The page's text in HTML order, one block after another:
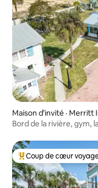
Maison d'invité · Merritt
Bord de la rivière, gym,
Coup de cœur
Coup de cœur